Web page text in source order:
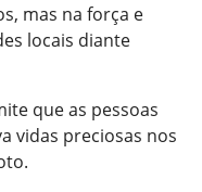
mas na força e
locais diante
que as pessoas
vidas preciosas nos